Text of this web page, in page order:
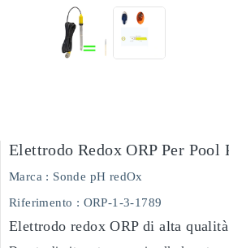
Elettrodo Redox ORP Per Pool
Marca : Sonde pH redOx
Riferimento : ORP-1-3-1789
Elettrodo redox ORP di alta qualità